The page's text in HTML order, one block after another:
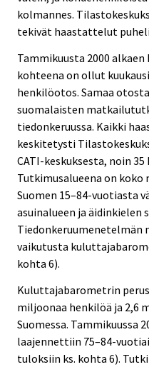
kolmannes.
tekivät haastattelut
Tammikuusta 2000
kohteena on ollut
henkilöotos. Samaa
suomalaisten
tiedonkeruussa. Kaikki
keskitetysti
CATI-keskuksesta, noin
Tutkimusalueena on koko
Suomen 15–84-vuotiasta
asuinalueen ja äidinkielen
Tiedonkeruumenetelmän
vaikutusta
kohta 6).
Kuluttajabarometrin
miljoonaa henkilöä ja 2,6
Suomessa. Tammikuussa
laajennettiin 75–84-
tuloksiin ks. kohta 6).